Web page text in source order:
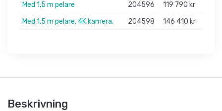
Med 1,5 m pelare
204596
119 790 kr
Med 1,5 m pelare, 4K kamera.
204598 146 410 kr
Beskrivning